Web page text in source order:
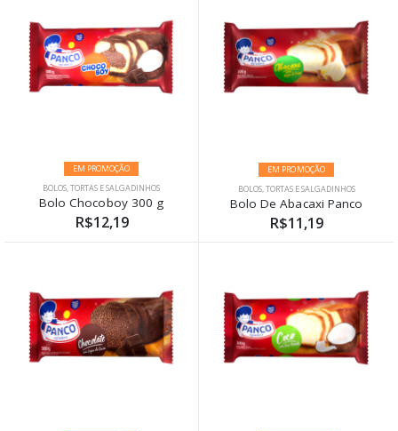
EM PROMOÇÃO
BOLOS, TORTAS E SALGADINHOS
Bolo Chocoboy 300 g
R$12,19
EM PROMOÇÃO
BOLOS, TORTAS E SALGADINHOS
Bolo De Abacaxi Panco
R$11,19